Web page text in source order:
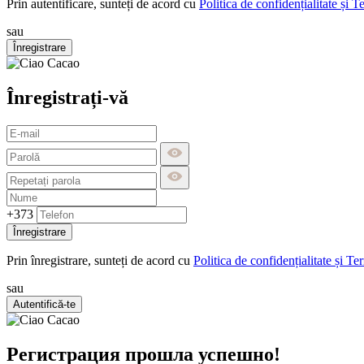
Prin autentificare, sunteți de acord cu Politica de confidențialitate și
sau
Înregistrare
Înregistrați-vă
+373
Înregistrare
Prin înregistrare, sunteți de acord cu Politica de confidențialitate și
sau
Autentifică-te
Регистрация прошла успешно!